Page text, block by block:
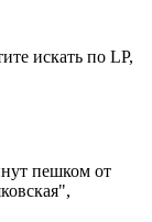
искать по LP,
пешком от